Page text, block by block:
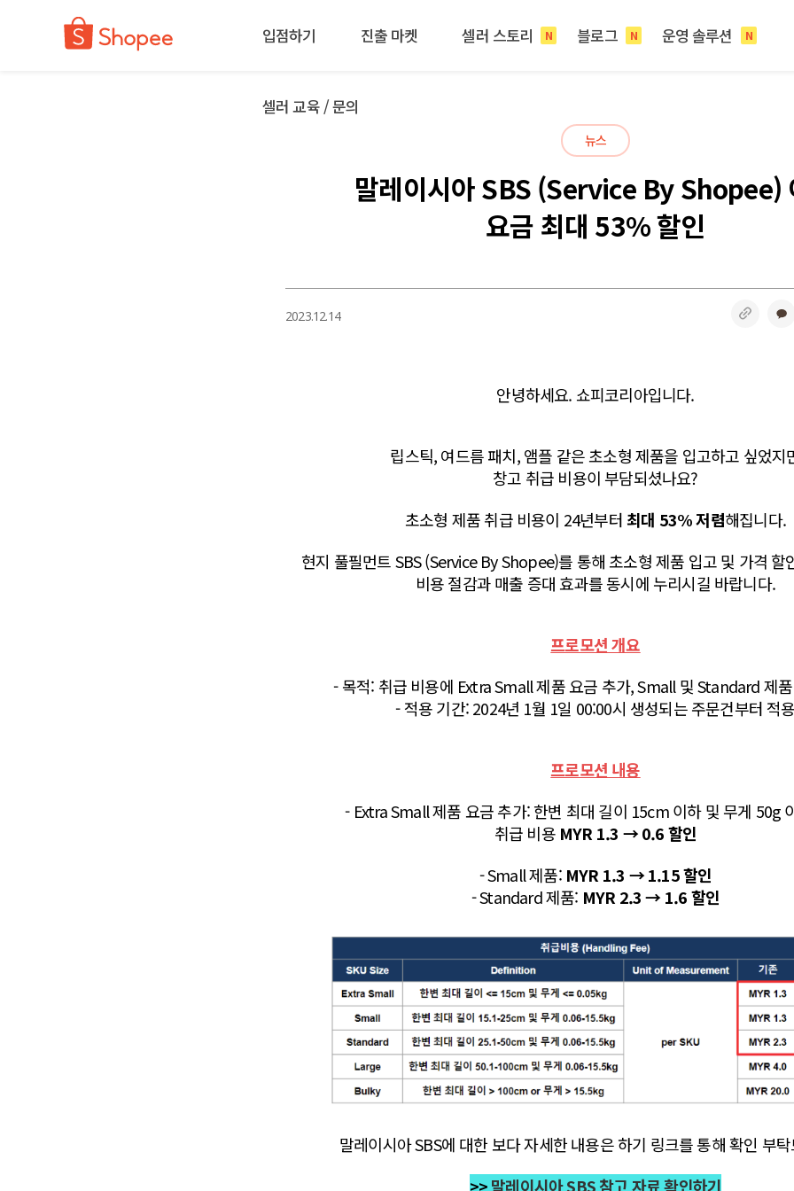
입점하기 진출 마켓 셀러 스토리 N 블로그 N 운영 솔루션 N
셀러 교육 / 문의
뉴스
말레이시아 SBS (Service By Shopee)
요금 최대 53% 할인
2023.12.14 링크
안녕하세요. 쇼피코리아입니다.
립스틱, 여드름 패치, 앰플 같은 초소형 제품을 입고하고 싶었지
창고 취급 비용이 부담되셨나요?
초소형 제품 취급 비용이 24년부터 최대 53% 저렴해집니다.
현지 풀필먼트 SBS (Service By Shopee)를 통해 초소형 제품 입고 및 가격 할
비용 절감과 매출 증대 효과를 동시에 누리시길 바랍니다.
프로모션 개요
- 목적: 취급 비용에 Extra Small 제품 요금 추가, Small 및 Standard 제
- 적용 기간: 2024년 1월 1일 00:00시 생성되는 주문건부터 적
프로모션 내용
- Extra Small 제품 요금 추가: 한변 최대 길이 15cm 이하 및 무게 50g
취급 비용 MYR 1.3 → 0.6 할인
- Small 제품: MYR 1.3 → 1.15 할인
- Standard 제품: MYR 2.3 → 1.6 할인
말레이시아 SBS에 대한 보다 자세한 내용은 하기 링크를 통해 확인 부
>>말레이시아 SBS 참고 자료 확인하기